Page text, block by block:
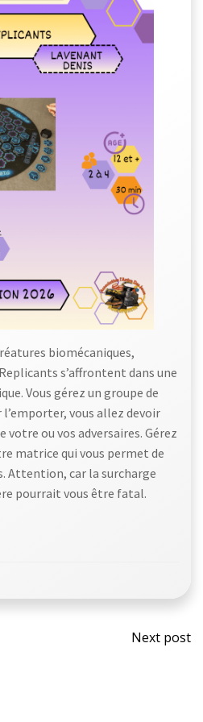
biomécaniques,
s’affrontent dans une
Vous gérez un groupe de
vous allez devoir
ou vos adversaires. Gérez
matrice qui vous permet de
Attention, car la surcharge
pourrait vous être fatal.
Post
Next post